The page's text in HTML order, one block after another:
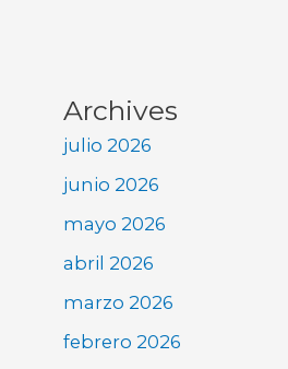
Archives
julio 2026
junio 2026
mayo 2026
abril 2026
marzo 2026
febrero 2026